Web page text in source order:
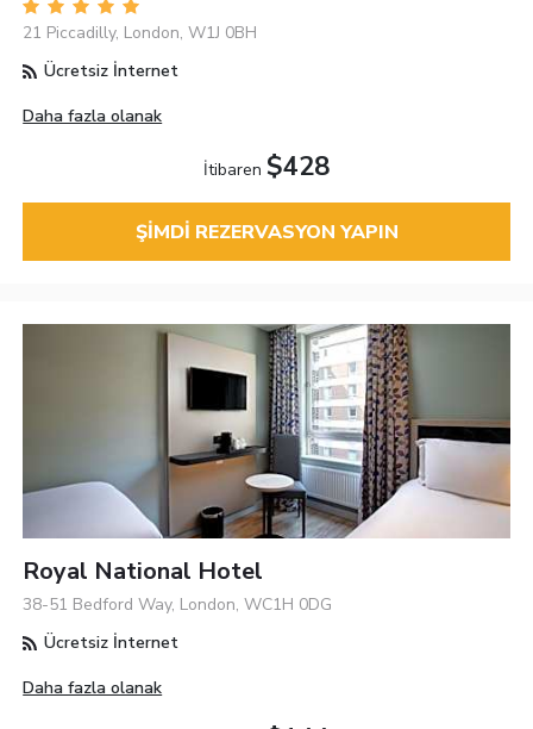
21 Piccadilly, London, W1J 0BH
Ücretsiz İnternet
Daha fazla olanak
İtibaren $428
ŞIMDI REZERVASYON YAPIN
Royal National Hotel
38-51 Bedford Way, London, WC1H 0DG
Ücretsiz İnternet
Daha fazla olanak